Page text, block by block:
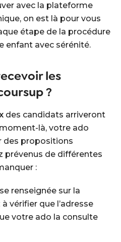
avec la plateforme
on est là pour vous
étape de la procédure
enfant avec sérénité.
les
?
des candidats arriveront
moment-là, votre ado
des propositions
prévenus de différentes
:
renseignée sur la
vérifier que l’adresse
votre ado la consulte